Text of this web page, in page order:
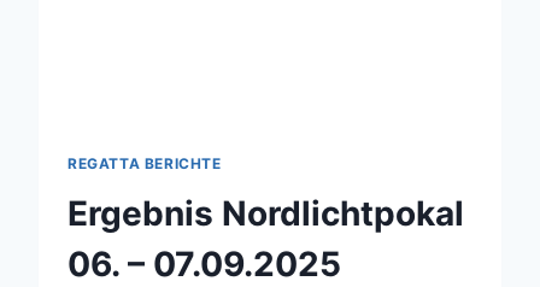
REGATTA BERICHTE
Ergebnis Nordlichtpokal
06. – 07.09.2025